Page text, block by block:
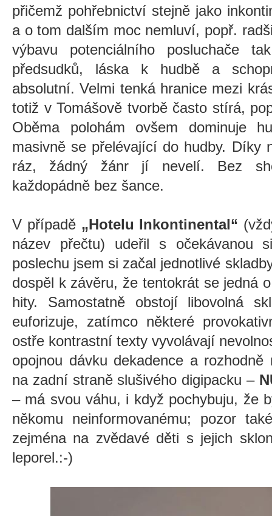
přičemž pohřebnictví stejně jako
a o tom dalším moc nemluví, popř.
výbavu potenciálního posluchače
předsudků, láska k hudbě a
absolutní. Velmi tenká hranice mezi
totiž v Tomášově tvorbě často stírá,
Oběma polohám ovšem dominuje
masivně se přelévající do hudby. Díky
ráz, žádný žánr jí nevelí. Bez
každopádně bez šance.
V případě „Hotelu Inkontinental“
název přečtu) udeřil s očekávanou
poslechu jsem si začal jednotlivé
dospěl k závěru, že tentokrát se jedná
hity. Samostatně obstojí libovolná
euforizuje, zatímco některé
ostře kontrastní texty vyvolávají
opojnou dávku dekadence a
na zadní straně slušivého digipacku –
– má svou váhu, i když pochybuju, že
někomu neinformovanému; pozor
zejména na zvědavé děti s jejich
leporel.:-)